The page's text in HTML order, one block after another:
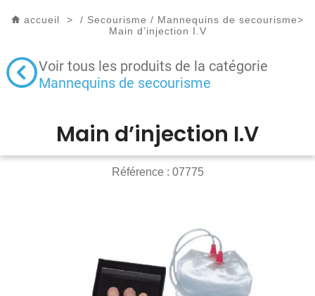
accueil > / Secourisme / Mannequins de secourisme>
Main d’injection I.V
Voir tous les produits de la catégorie
Mannequins de secourisme
Main d’injection I.V
Référence : 07775